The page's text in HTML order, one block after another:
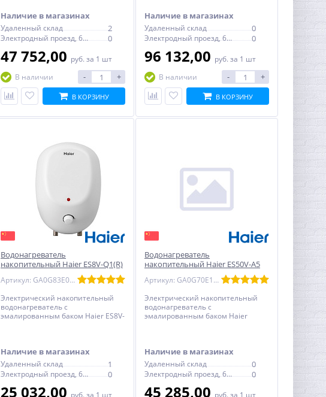
Наличие в магазинах
Удаленный склад 2
Электродный проезд, 6с1 0
47 752,00 руб. за 1 шт
В наличии
- +
В КОРЗИНУ
Наличие в магазинах
Удаленный склад 0
Электродный проезд, 6с1 0
96 132,00 руб. за 1 шт
В наличии
- +
В КОРЗИНУ
Водонагреватель
накопительный Haier ES8V-Q1(R)
Артикул: GA0G83E00RU
Электрический накопительный
водонагреватель с
эмалированным баком Haier ES8V-
Наличие в магазинах
Удаленный склад 1
Электродный проезд, 6с1 0
25 032,00 руб. за 1 шт
Водонагреватель
накопительный Haier ES50V-A5
Артикул: GA0G70E1CRU
Электрический накопительный
водонагреватель с
эмалированным баком Haier
Наличие в магазинах
Удаленный склад 0
Электродный проезд, 6с1 0
45 285,00 руб. за 1 шт